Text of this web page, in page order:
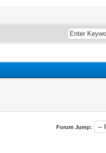
Forum Jump: